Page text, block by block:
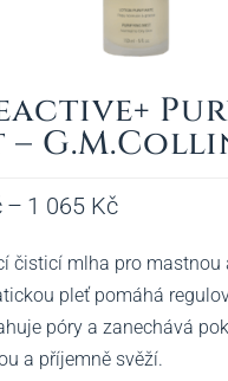
–
– 1 065 KčRozpětí
485 Kč
až
1
065 Kč
čisticí mlha pro mastnou
pleť pomáhá
póry a zanechává
a příjemně svěží.